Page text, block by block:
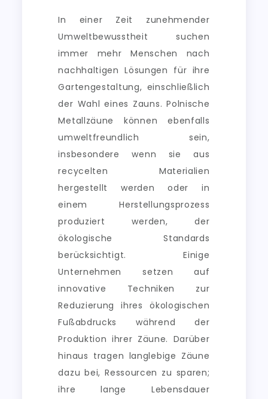
In einer Zeit zunehmender
Umweltbewusstheit suchen
immer mehr Menschen nach
nachhaltigen Lösungen für ihre
Gartengestaltung, einschließlich
der Wahl eines Zauns. Polnische
Metallzäune können ebenfalls
umweltfreundlich sein,
insbesondere wenn sie aus
recycelten Materialien
hergestellt werden oder in
einem Herstellungsprozess
produziert werden, der
ökologische Standards
berücksichtigt. Einige
Unternehmen setzen auf
innovative Techniken zur
Reduzierung ihres ökologischen
Fußabdrucks während der
Produktion ihrer Zäune. Darüber
hinaus tragen langlebige Zäune
dazu bei, Ressourcen zu sparen;
ihre lange Lebensdauer